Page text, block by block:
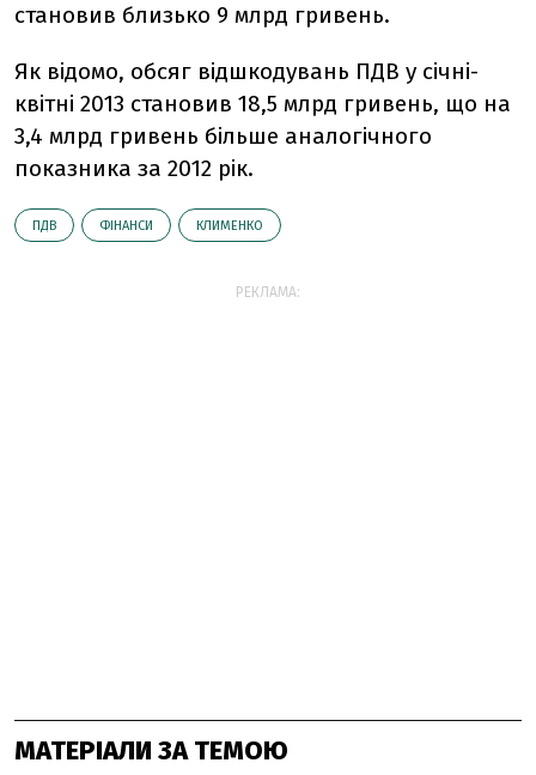
становив близько 9 млрд гривень.
Як відомо, обсяг відшкодувань ПДВ у січні-
квітні 2013 становив 18,5 млрд гривень, що на
3,4 млрд гривень більше аналогічного
показника за 2012 рік.
ПДВ ФІНАНСИ КЛИМЕНКО
РЕКЛАМА:
МАТЕРІАЛИ ЗА ТЕМОЮ